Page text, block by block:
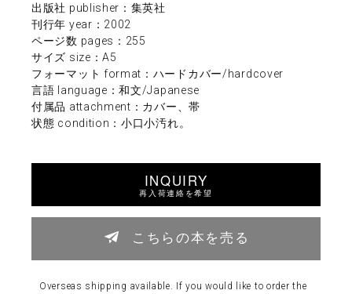
出版社 publisher：集英社
刊行年 year：2002
ページ数 pages：255
サイズ size：A5
フォーマット format：ハードカバー/hardcover
言語 language：和文/Japanese
付属品 attachment：カバー、帯
状態 condition：小口小汚れ。
INQUIRY
再入荷連絡を希望
こちらの本を売る
Overseas shipping available. If you would like to order the